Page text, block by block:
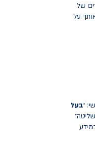
של
על
״בעל